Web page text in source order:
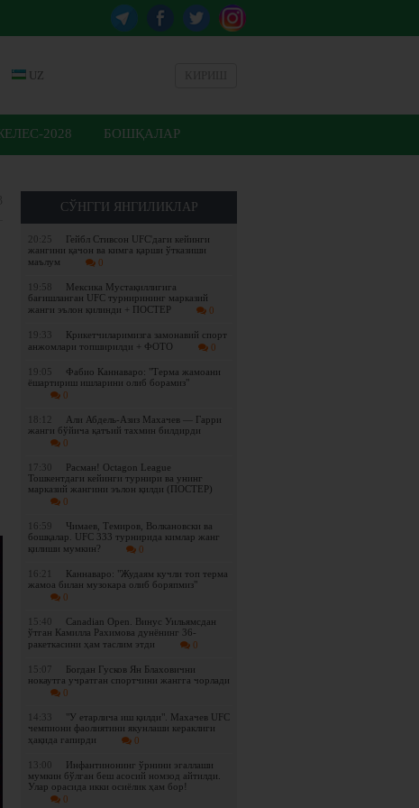
UZ
2028 БОШҚАЛАР
СЎНГГИ ЯНГИЛИКЛАР
20:25
Гейбл Стивсон UFC'даги кейинги
жангини қачон ва кимга қарши ўтказиши
маълум
0
19:58
Мексика Мустақиллигига
бағишланган UFC турнирининг марказий
жанги эълон қилинди + ПОСТЕР
0
19:33
Крикетчиларимизга замонавий спорт
анжомлари топширилди + ФОТО
0
19:05
Фабио Каннаваро: "Терма жамоани
ёшартириш ишларини олиб борамиз"
0
18:12
Али Абдель-Азиз Махачев — Гарри
жанги бўйича қатъий тахмин билдирди
0
17:30
Расман! Octagon League
Тошкентдаги кейинги турнири ва унинг
марказий жангини эълон қилди (ПОСТЕР)
0
16:59
Чимаев, Темиров, Волкановски ва
бошқалар. UFC 333 турнирида кимлар жанг
қилиши мумкин?
0
16:21
Каннаваро: "Жудаям кучли топ терма
жамоа билан музокара олиб боряпмиз"
0
15:40
Canadian Open. Винус Уильямсдан
ўтган Камилла Рахимова дунёнинг 36-
ракеткасини ҳам таслим этди
0
15:07
Богдан Гусков Ян Блаховични
нокаутга учратган спортчини жангга чорлади
0
14:33
"У етарлича иш қилди". Махачев UFC
чемпиони фаолиятини якунлаши кераклиги
ҳақида гапирди
0
13:00
Инфантинонинг ўрнини эгаллаши
мумкин бўлган беш асосий номзод айтилди.
Улар орасида икки осиёлик ҳам бор!
0